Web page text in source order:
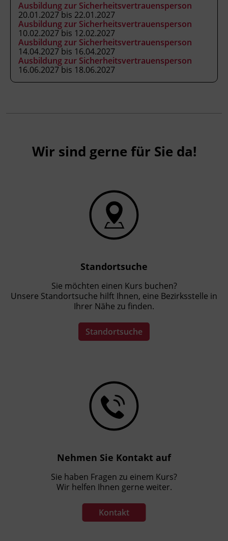
Ausbildung zur Sicherheitsvertrauensperson
20.01.2027 bis 22.01.2027
Ausbildung zur Sicherheitsvertrauensperson
10.02.2027 bis 12.02.2027
Ausbildung zur Sicherheitsvertrauensperson
14.04.2027 bis 16.04.2027
Ausbildung zur Sicherheitsvertrauensperson
16.06.2027 bis 18.06.2027
Wir sind gerne für Sie da!
Standortsuche
Sie möchten einen Kurs buchen?
Unsere Standortsuche hilft Ihnen, eine Bezirksstelle in
Ihrer Nähe zu finden.
Standortsuche
Nehmen Sie Kontakt auf
Sie haben Fragen zu einem Kurs?
Wir helfen Ihnen gerne weiter.
Kontakt